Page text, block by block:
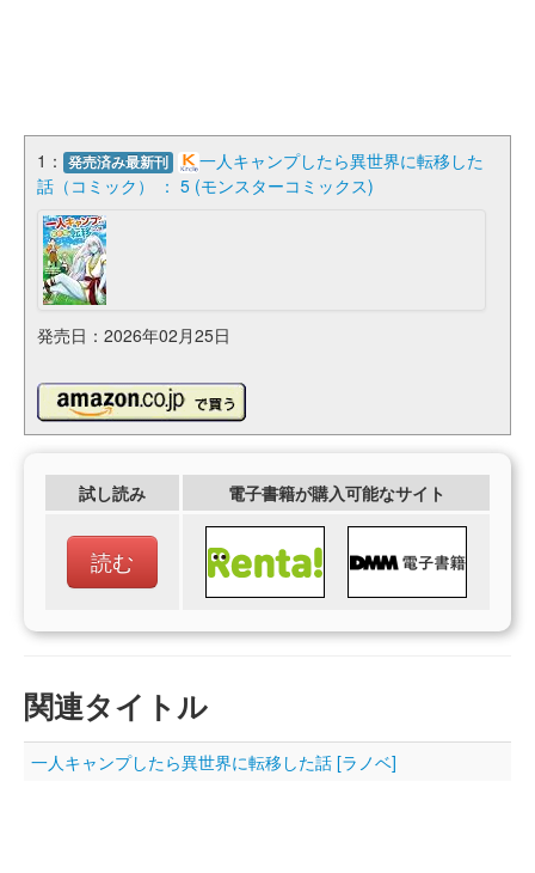
1： 発売済み最新刊
一人キャンプしたら異世界に転移した
話（コミック） ： 5 (モンスターコミックス)
発売日：2026年02月25日
試し読み 電子書籍が購入可能なサイト
読む
関連タイトル
一人キャンプしたら異世界に転移した話 [ラノベ]